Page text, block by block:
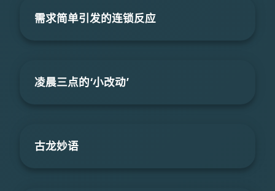
需求简单引发的连锁反应
凌晨三点的‘小改动’
古龙妙语